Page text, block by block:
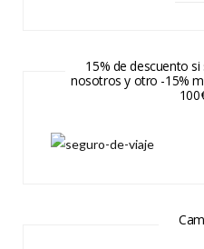
15% de descuento
nosotros y otro -15%